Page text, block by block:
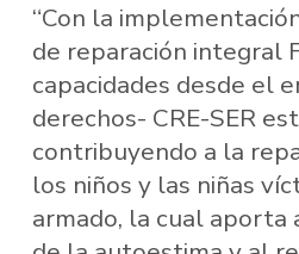
“Con la
de reparación integral
capacidades desde el
derechos- CRE-SER
contribuyendo a la
los niños y las niñas
armado, la cual